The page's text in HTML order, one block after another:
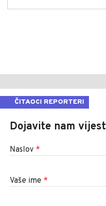
ČITAOCI REPORTERI
Dojavite nam vijest
Naslov *
Vaše ime *